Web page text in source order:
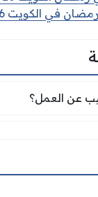
في الكويت 2026
عن العمل؟
عن العمل؟